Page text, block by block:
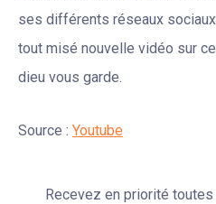
ses différents réseaux sociaux
tout misé nouvelle vidéo sur
dieu vous garde.
Source : Youtube
Recevez en priorité